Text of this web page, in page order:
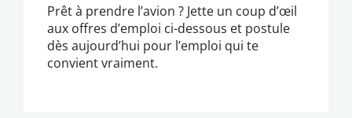
Prêt à prendre l’avion ? Jette un coup d’œil
aux offres d’emploi ci-dessous et postule
dès aujourd’hui pour l’emploi qui te
convient vraiment.